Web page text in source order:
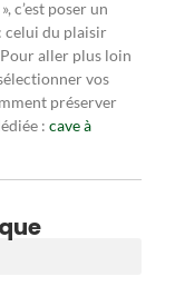
c’est poser un
celui du plaisir
aller plus loin
vos
préserver
: cave à